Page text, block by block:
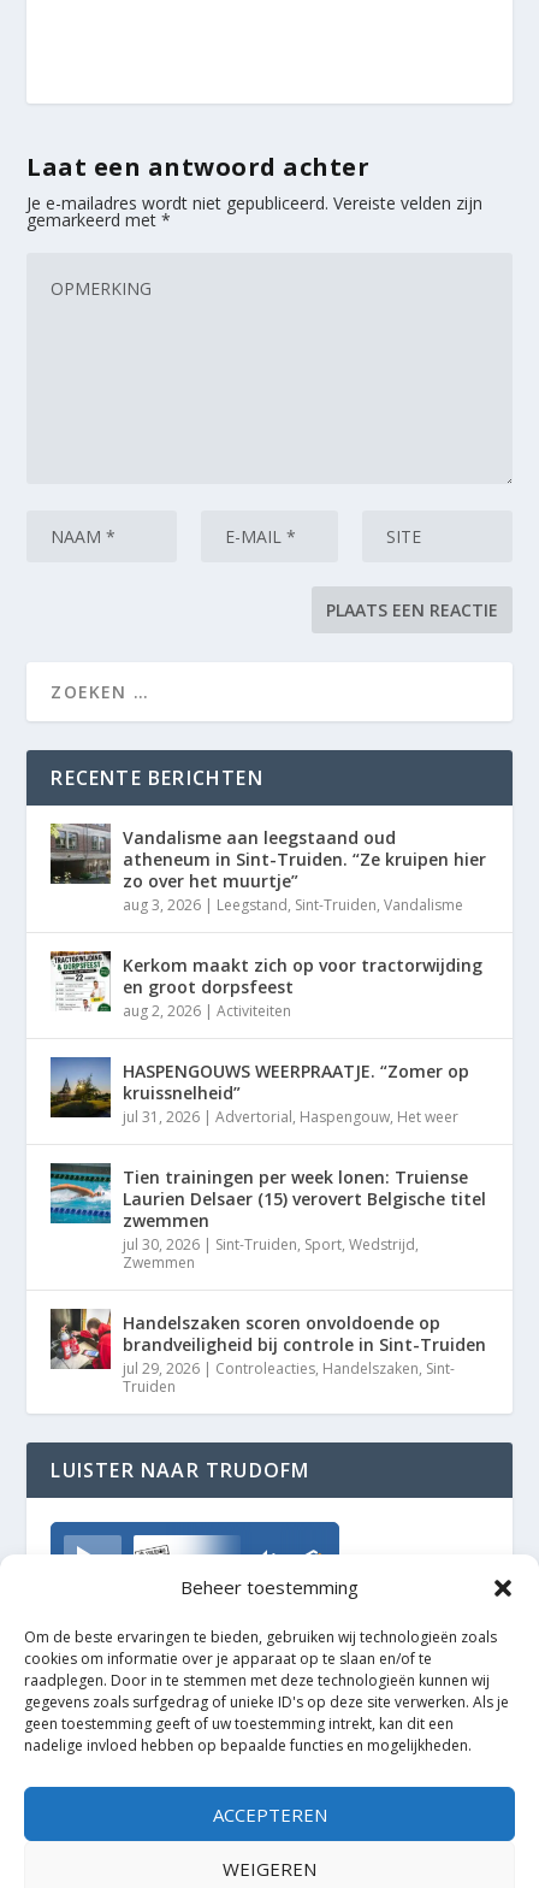
Beheer toestemming
Om de beste ervaringen te bieden, gebruiken wij technologieën zoals
cookies om informatie over je apparaat op te slaan en/of te
raadplegen. Door in te stemmen met deze technologieën kunnen wij
gegevens zoals surfgedrag of unieke ID's op deze site verwerken. Als je
geen toestemming geeft of uw toestemming intrekt, kan dit een
nadelige invloed hebben op bepaalde functies en mogelijkheden.
ACCEPTEREN
WEIGEREN
Laat een antwoord achter
Je e-mailadres wordt niet gepubliceerd. Vereiste velden zijn
gemarkeerd met*
RECENTE BERICHTEN
Vandalisme aan leegstaand oud
atheneum in Sint-Truiden. “Ze kruipen hier
zo over het muurtje”
aug 3, 2026 | Leegstand, Sint-Truiden,Vandalisme
Kerkom maakt zich op voor tractorwijding
en groot dorpsfeest
aug 2, 2026 |Activiteiten
HASPENGOUWS WEERPRAATJE. “Zomer op
kruissnelheid”
jul 31, 2026 |Advertorial, Haspengouw, Het weer
Tien trainingen per week lonen: Truiense
Laurien Delsaer (15) verovert Belgische titel
zwemmen
jul 30, 2026 | Sint-Truiden, Sport,Wedstrijd,
Zwemmen
Handelszaken scoren onvoldoende op
brandveiligheid bij controle in Sint-Truiden
jul 29, 2026 | Controleacties, Handelszaken, Sint-
Truiden
LUISTER NAAR TRUDOFM
TrudoFM